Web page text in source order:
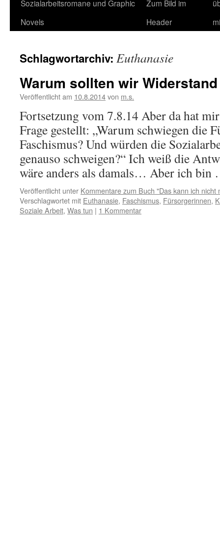
Sozialarbeitsromane und Graphic
Novels
Zum Bild im
Header
Schlagwortarchiv: Euthanasie
Warum sollten wir
Veröffentlicht am 10.8.2014von m.s.
Fortsetzung vom 7.8.14 Aber da hat
Frage gestellt: „Warum schwiegen die
Faschismus? Und würden die
genauso schweigen?“ Ich weiß die
wäre anders als damals… Aber ich
Veröffentlicht unter Kommentare zum Buch "Das kann ich nicht
Verschlagwortet mit Euthanasie, Faschismus, Fürsorgerinnen,
Soziale Arbeit, Was tun | 1 Kommentar